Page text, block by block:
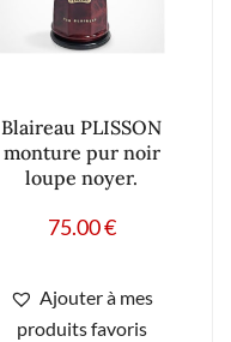
Blaireau PLISSON
monture pur noir
loupe noyer.
75.00€
Ajouter à mes
produits favoris